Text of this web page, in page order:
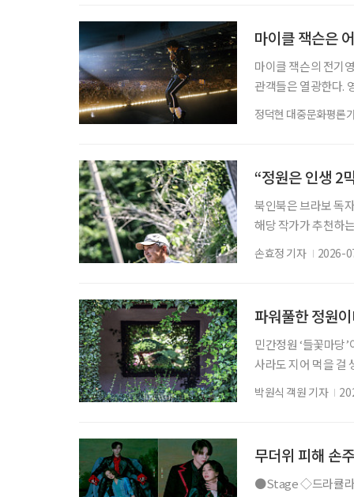
마이클 잭슨은
마이클 잭슨의 전기
관객들은 열광한다.
시대의 기호가 대
하나쯤 있다 5월 13
정덕현 대중문화평론
“정원은 인생 2
북인북은 브라보 독
해당 작가가 추천하
보내는 자리다. 계
을 피해 복숭아나무
손효정 기자 2026-
파워풀한 정원
민간정원 ‘들꽃마당
사라도 지어 먹을 걸
찼다. 여론이란 때
원주가 세상을 미
박원식 객원 기자
무더위 피해 손
●Stage ◇드라큘라